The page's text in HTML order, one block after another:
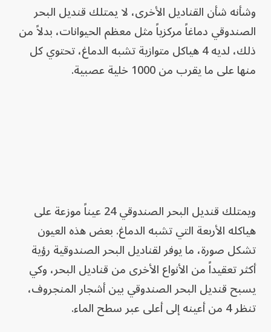
وشأنه شأن القناديل الأخرى، لا يمتلك قنديل البحر
الصندوقي دماغاً مركزياً مثل معظم الحيوانات، بدلاً من
ذلك، لديه 4 هياكل متوازية تشبه الدماغ، تحتوي كل
منها على ما يقرب من 1000 خلية عصبية.
ويمتلك قنديل البحر الصندوقي 24 عيناً موزعة على
هياكله الأربعة التي تشبه الدماغ. بعض هذه العيون
تشكل صورة، ما يوفر لقناديل البحر الصندوقية رؤية
أكثر تعقيداً من الأنواع الأخرى من قناديل البحر، وكي
يسبح قنديل البحر الصندوقي بين أشجار المنجروف،
تنظر 4 من أعينه إلى أعلى عبر سطح الماء.